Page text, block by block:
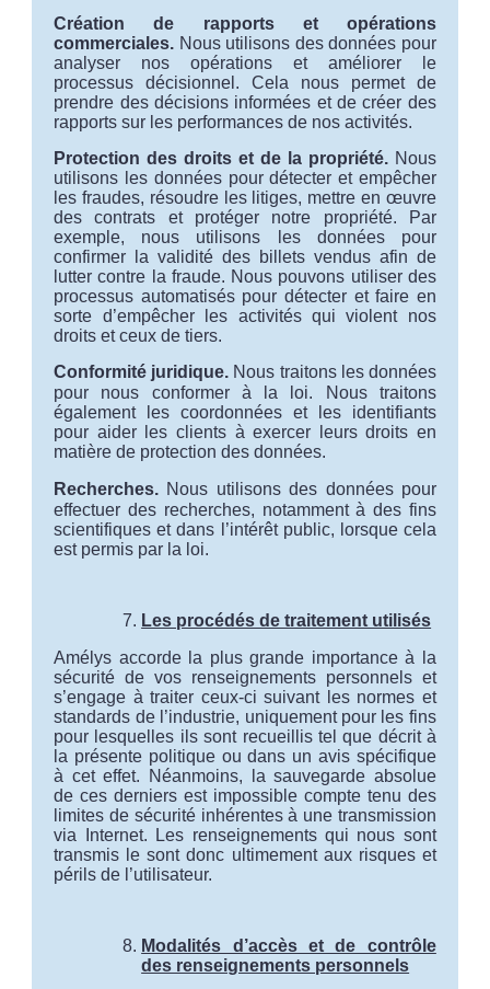
Création de rapports et opérations
commerciales. Nous utilisons des données pour
analyser nos opérations et améliorer le
processus décisionnel. Cela nous permet de
prendre des décisions informées et de créer des
rapports sur les performances de nos activités.
Protection des droits et de la propriété. Nous
utilisons les données pour détecter et empêcher
les fraudes, résoudre les litiges, mettre en œuvre
des contrats et protéger notre propriété. Par
exemple, nous utilisons les données pour
confirmer la validité des billets vendus afin de
lutter contre la fraude. Nous pouvons utiliser des
processus automatisés pour détecter et faire en
sorte d’empêcher les activités qui violent nos
droits et ceux de tiers.
Conformité juridique. Nous traitons les données
pour nous conformer à la loi. Nous traitons
également les coordonnées et les identifiants
pour aider les clients à exercer leurs droits en
matière de protection des données.
Recherches. Nous utilisons des données pour
effectuer des recherches, notamment à des fins
scientifiques et dans l’intérêt public, lorsque cela
est permis par la loi.
Les procédés de traitement utilisés
Amélys accorde la plus grande importance à la
sécurité de vos renseignements personnels et
s’engage à traiter ceux-ci suivant les normes et
standards de l’industrie, uniquement pour les fins
pour lesquelles ils sont recueillis tel que décrit à
la présente politique ou dans un avis spécifique
à cet effet. Néanmoins, la sauvegarde absolue
de ces derniers est impossible compte tenu des
limites de sécurité inhérentes à une transmission
via Internet. Les renseignements qui nous sont
transmis le sont donc ultimement aux risques et
périls de l’utilisateur.
Modalités d’accès et de contrôle
des renseignements personnels